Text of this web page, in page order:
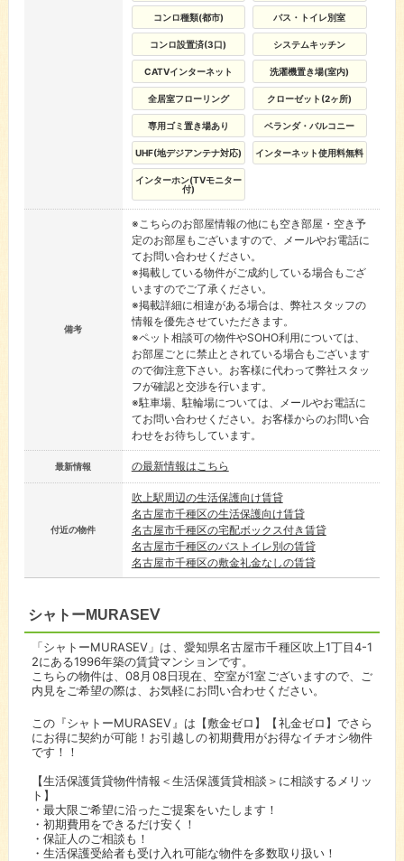
コンロ種類(都市) バス・トイレ別室
コンロ設置済(3口) システムキッチン
CATVインターネット 洗濯機置き場(室内)
全居室フローリング クローゼット(2ヶ所)
専用ゴミ置き場あり ベランダ・バルコニー
UHF(地デジアンテナ対応) インターネット使用料無料
インターホン(TVモニター
付)
備考
※こちらのお部屋情報の他にも空き部屋・空き予
定のお部屋もございますので、メールやお電話に
てお問い合わせください。
※掲載している物件がご成約している場合もござ
いますのでご了承ください。
※掲載詳細に相違がある場合は、弊社スタッフの
情報を優先させていただきます。
※ペット相談可の物件やSOHO利用については、
お部屋ごとに禁止とされている場合もございます
ので御注意下さい。お客様に代わって弊社スタッ
フが確認と交渉を行います。
※駐車場、駐輪場については、メールやお電話に
てお問い合わせください。お客様からのお問い合
わせをお待ちしています。
最新情報 の最新情報はこちら
付近の物件
吹上駅周辺の生活保護向け賃貸
名古屋市千種区の生活保護向け賃貸
名古屋市千種区の宅配ボックス付き賃貸
名古屋市千種区のバストイレ別の賃貸
名古屋市千種区の敷金礼金なしの賃貸
シャトーMURASEⅤ
「シャトーMURASEⅤ」は、愛知県名古屋市千種区吹上1丁目4-1
2にある1996年築の賃貸マンションです。
こちらの物件は、08月08日現在、空室が1室ございますので、ご
内見をご希望の際は、お気軽にお問い合わせください。
この『シャトーMURASEⅤ』は【敷金ゼロ】【礼金ゼロ】でさら
にお得に契約が可能！お引越しの初期費用がお得なイチオシ物件
です！！
【生活保護賃貸物件情報＜生活保護賃貸相談＞に相談するメリッ
ト】
・最大限ご希望に沿ったご提案をいたします！
・初期費用をできるだけ安く！
・保証人のご相談も！
・生活保護受給者も受け入れ可能な物件を多数取り扱い！